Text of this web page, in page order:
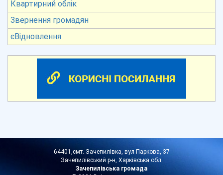
Квартирний облік
Звернення громадян
єВідновлення
64401,смт. Зачепилівка, вул Паркова, 37
Зачепилівський р-н, Харківська обл.
Зачепилівська громада